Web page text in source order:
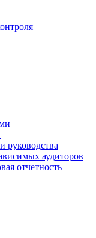
руководства
аудиторов
отчетность